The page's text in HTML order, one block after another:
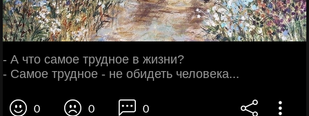
- А что самое трудное в жизни?
- Самое трудное - не обидеть человека...
0 0 0